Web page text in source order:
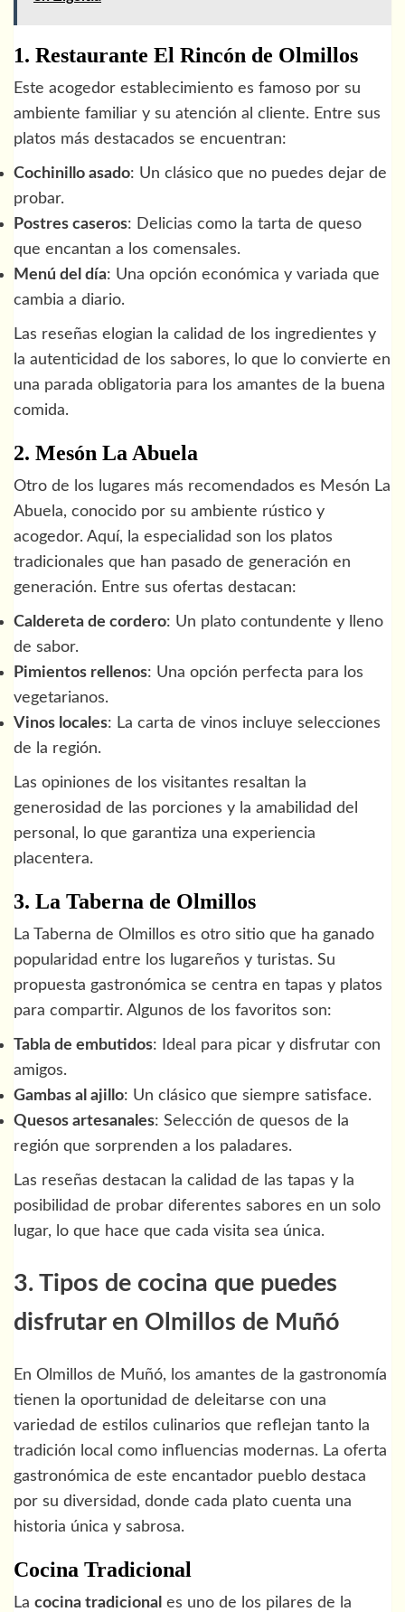
1. Restaurante El Rincón de Olmillos
Este acogedor establecimiento es famoso por su
ambiente familiar y su atención al cliente. Entre sus
platos más destacados se encuentran:
Cochinillo asado: Un clásico que no puedes dejar de
probar.
Postres caseros: Delicias como la tarta de queso
que encantan a los comensales.
Menú del día: Una opción económica y variada que
cambia a diario.
Las reseñas elogian la calidad de los ingredientes y
la autenticidad de los sabores, lo que lo convierte en
una parada obligatoria para los amantes de la buena
comida.
2. Mesón La Abuela
Otro de los lugares más recomendados es Mesón La
Abuela, conocido por su ambiente rústico y
acogedor. Aquí, la especialidad son los platos
tradicionales que han pasado de generación en
generación. Entre sus ofertas destacan:
Caldereta de cordero: Un plato contundente y lleno
de sabor.
Pimientos rellenos: Una opción perfecta para los
vegetarianos.
Vinos locales: La carta de vinos incluye selecciones
de la región.
Las opiniones de los visitantes resaltan la
generosidad de las porciones y la amabilidad del
personal, lo que garantiza una experiencia
placentera.
3. La Taberna de Olmillos
La Taberna de Olmillos es otro sitio que ha ganado
popularidad entre los lugareños y turistas. Su
propuesta gastronómica se centra en tapas y platos
para compartir. Algunos de los favoritos son:
Tabla de embutidos: Ideal para picar y disfrutar con
amigos.
Gambas al ajillo: Un clásico que siempre satisface.
Quesos artesanales: Selección de quesos de la
región que sorprenden a los paladares.
Las reseñas destacan la calidad de las tapas y la
posibilidad de probar diferentes sabores en un solo
lugar, lo que hace que cada visita sea única.
3. Tipos de cocina que puedes
disfrutar en Olmillos de Muñó
En Olmillos de Muñó, los amantes de la gastronomía
tienen la oportunidad de deleitarse con una
variedad de estilos culinarios que reflejan tanto la
tradición local como influencias modernas. La oferta
gastronómica de este encantador pueblo destaca
por su diversidad, donde cada plato cuenta una
historia única y sabrosa.
Cocina Tradicional
La cocina tradicional es uno de los pilares de la